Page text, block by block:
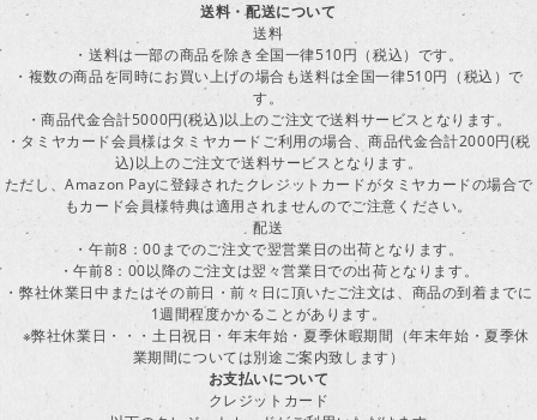
送料・配送について
送料
・送料は一部の商品を除き全国一律510円（税込）です。
・複数の商品を同時にお買い上げの場合も送料は全国一律510円（税込）で
す。
・商品代金合計5000円(税込)以上のご注文で送料サービスとなります。
・タミヤカード会員様はタミヤカードご利用の場合、商品代金合計2000円(税
込)以上のご注文で送料サービスとなります。
ただし、Amazon Payに登録されたクレジットカードがタミヤカードの場合で
もカード会員様特典は適用されませんのでご注意ください。
配送
・午前8：00までのご注文で翌営業日の出荷となります。
・午前8：00以降のご注文は翌々営業日での出荷となります。
・弊社休業日中またはその前日・前々日に頂いたご注文は、商品の到着までに
1週間程度かかることがあります。
※弊社休業日・・・土日祝日・年末年始・夏季休暇期間（年末年始・夏季休
業期間については別途ご案内致します）
お支払いについて
クレジットカード